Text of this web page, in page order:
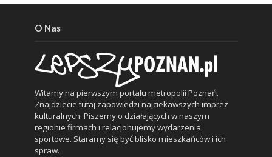
O Nas
Witamy na pierwszym portalu metropolii Poznań.
Znajdziecie tutaj zapowiedzi najciekawszych imprez
kulturalnych. Piszemy o działających w naszym
regionie firmach i relacjonujemy wydarzenia
sportowe. Staramy się być blisko mieszkańców i ich
spraw.